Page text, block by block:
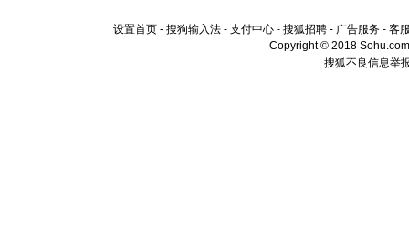
设置首页 - 搜狗输入法 - 支付中心 - 搜狐招聘 - 广告服务 - 客
Copyright © 2018
搜狐不良信息举